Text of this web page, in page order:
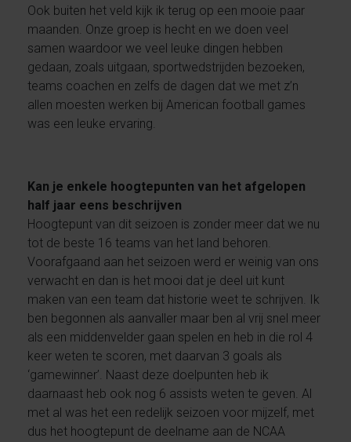
Ook buiten het veld kijk ik terug op een mooie paar
maanden. Onze groep is hecht en we doen veel
samen waardoor we veel leuke dingen hebben
gedaan, zoals uitgaan, sportwedstrijden bezoeken,
teams coachen en zelfs de dagen dat we met z’n
allen moesten werken bij American football games
was een leuke ervaring.
Kan je enkele hoogtepunten van het afgelopen
half jaar eens beschrijven
Hoogtepunt van dit seizoen is zonder meer dat we nu
tot de beste 16 teams van het land behoren.
Voorafgaand aan het seizoen werd er weinig van ons
verwacht en dan is het mooi dat je deel uit kunt
maken van een team dat historie weet te schrijven. Ik
ben begonnen als aanvaller maar ben al vrij snel meer
als een middenvelder gaan spelen en heb in die rol 4
keer weten te scoren, met daarvan 3 goals als
‘gamewinner’. Naast deze doelpunten heb ik
daarnaast heb ook nog 6 assists weten te geven. Al
met al was het een redelijk seizoen voor mijzelf, met
dus het hoogtepunt de deelname aan de NCAA